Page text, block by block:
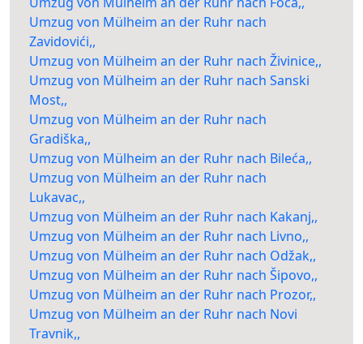
Umzug von Mülheim an der Ruhr nach
Zavidovići,,
Umzug von Mülheim an der Ruhr nach Živinice,,
Umzug von Mülheim an der Ruhr nach Sanski
Most,,
Umzug von Mülheim an der Ruhr nach
Gradiška,,
Umzug von Mülheim an der Ruhr nach Bileća,,
Umzug von Mülheim an der Ruhr nach
Lukavac,,
Umzug von Mülheim an der Ruhr nach Kakanj,,
Umzug von Mülheim an der Ruhr nach Livno,,
Umzug von Mülheim an der Ruhr nach Odžak,,
Umzug von Mülheim an der Ruhr nach Šipovo,,
Umzug von Mülheim an der Ruhr nach Prozor,,
Umzug von Mülheim an der Ruhr nach Novi
Travnik,,